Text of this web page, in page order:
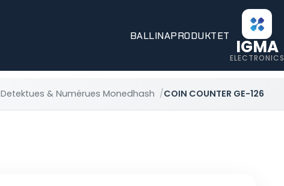
BALLINAPRODUKTET
IGMA
ELECTRONICS
Detektues & Numërues Monedhash COIN COUNTER GE-126